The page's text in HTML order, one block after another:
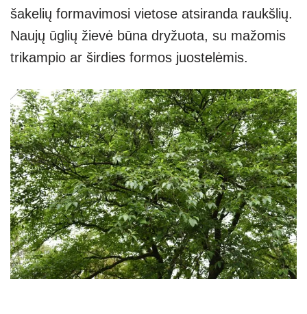
šakelių formavimosi vietose atsiranda raukšlių.
Naujų ūglių žievė būna dryžuota, su mažomis
trikampio ar širdies formos juostelėmis.